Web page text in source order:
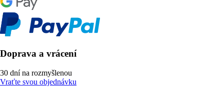
Doprava a vrácení
30 dní na rozmyšlenou
Vraťte svou objednávku